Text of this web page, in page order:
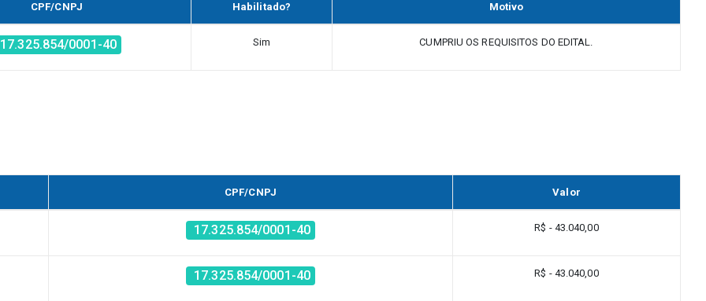
CPF/CNPJ Habilitado? Motivo
17.325.854/0001-40 Sim CUMPRIU OS REQUISITOS DO EDITAL.
CPF/CNPJ Valor
17.325.854/0001-40 R$ - 43.040,00
17.325.854/0001-40 R$ - 43.040,00